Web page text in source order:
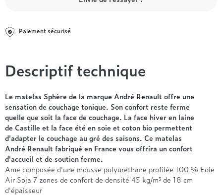
Entre 1000 et 1500€
Nos matelas par marque
André Renault
Beautyrest Luxury
Epeda
Ergotherm
Grand Litier
Hotel & Lodge
Simmons
Styldecor
Nos sommiers par prix
+ de 1000€
Paiement sécurisé
Descriptif technique
Le matelas Sphère de la marque André Renault offre une
sensation de couchage tonique. Son confort reste ferme
quelle que soit la face de couchage. La face hiver en laine
de Castille et la face été en soie et coton bio permettent
d'adapter le couchage au gré des saisons. Ce matelas
André Renault fabriqué en France vous offrira un confort
d'accueil et de soutien ferme.
Ame composée d'une mousse polyuréthane profilée 100 % Eole
Air Soja 7 zones de confort de densité 45 kg/m³ de 18 cm
d'épaisseur